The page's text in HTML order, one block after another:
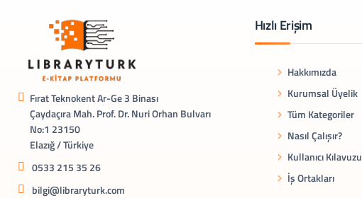
Fırat Teknokent Ar-Ge 3 Binası
Çaydaçıra Mah. Prof. Dr. Nuri Orhan Bulvarı
No:1 23150
Elazığ / Türkiye
0533 215 35 26
bilgi@libraryturk.com
Hızlı Erişim
Hakkımızda
Kurumsal Üyelik
Tüm Kategoriler
Nasıl Çalışır?
Kullanıcı Kılavuzu
İş Ortakları